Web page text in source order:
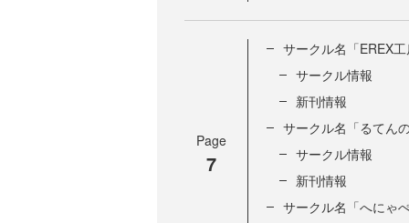
Page
7
サークル名「EREX工
サークル情報
新刊情報
サークル名「るてん
サークル情報
新刊情報
サークル名「へにゃぺ